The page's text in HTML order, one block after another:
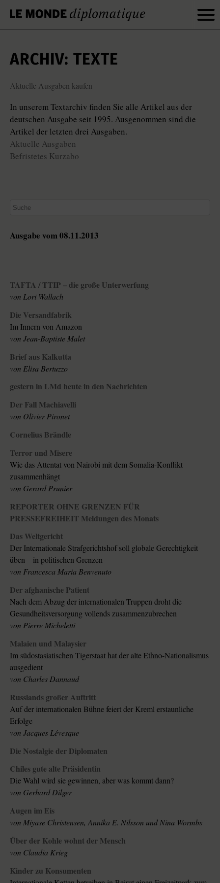
ARCHIV: TEXTE
Aktuelle Ausgaben kaufen
In unserem Textarchiv finden Sie alle Artikel aus der
deutschen Ausgabe seit 1995. Ausgenommen sind die
Artikel der letzten drei Ausgaben.
Aktuelle Ausgaben
Befristetes Kurzabo
Ausgabe vom 08.11.2013
TAFTA / TTIP – die große Unterwerfung
von Lori Wallach
Die Versandfabrik
Im Innern von Amazon
von Jean-Baptiste Malet
Brief aus Kalkutta
von Elisa Bertuzzo
gestern in LMd heute in den Nachrichten
Der Fall Machiavelli
von Olivier Pironet
Cornelius Brändle
Terror und Misere
Wie das Attentat von Nairobi mit dem Somalia-Konflikt
zusammenhängt
von Gerard Prunier
REPORTER OHNE GRENZEN FÜR
PRESSEFREIHEIT Meldungen des Monats
Das Weltgericht
Der Internationale Strafgerichtshof soll globale Gerechtigkeit
üben – in politischen Grenzen
von Francesca Maria Benvenuto
Der afghanische Patient
Nach dem Abzug der internationalen Truppen droht die
Gesundheitsversorgung vollends zusammenzubrechen
von Pierre Micheletti
Malaien und Malaysier
Im südostasiatischen Tigerstaat hat der alte Ethno-Nationalismus
ausgedient
von Charles Dannaud
Russlands großer Auftritt
Auf der internationalen Bühne feiert der Kreml erstaunliche
Erfolge
von Jacques Lévesque
Die Nostalgie der Diplomaten
Chiles gute alte Präsidentin
Die Wahl wird sie gewinnen, aber was kommt dann?
von Gerhard Dilger
Augen im Eis
von Miyase Christensen, Annika E. Nilsson und Nina Wormbs
Über der Kohle wohnt der Mensch
von Claudia Krieg
Kinder zu Konsumenten